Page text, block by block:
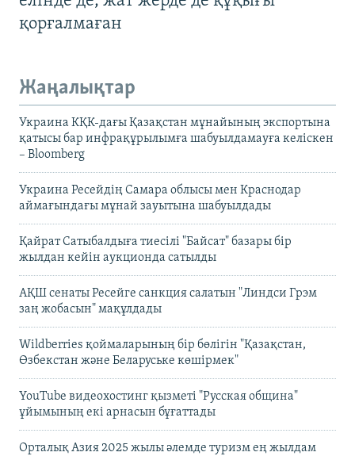
қорғалмаған
Жаңалықтар
Украина КҚК-дағы Қазақстан мұнайының экспортына
қатысы бар инфрақұрылымға шабуылдамауға келіскен
– Bloomberg
Украина Ресейдің Самара облысы мен Краснодар
аймағындағы мұнай зауытына шабуылдады
Қайрат Сатыбалдыға тиесілі "Байсат" базары бір
жылдан кейін аукционда сатылды
АҚШ сенаты Ресейге санкция салатын "Линдси Грэм
заң жобасын" мақұлдады
Wildberries қоймаларының бір бөлігін "Қазақстан,
Өзбекстан және Беларуське көшірмек"
YouTube видеохостинг қызметі "Русская община"
ұйымының екі арнасын бұғаттады
Орталық Азия 2025 жылы әлемде туризм ең жылдам